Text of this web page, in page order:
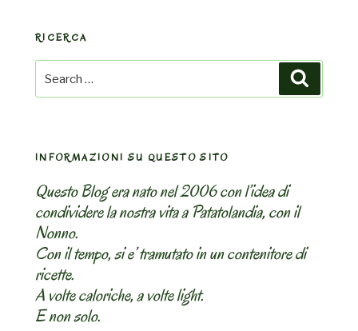
RICERCA
Search
for:
INFORMAZIONI SU QUESTO SITO
Questo Blog era nato nel 2006 con l’idea di
condividere la nostra vita a Patatolandia, con il
Nonno.
Con il tempo, si e’ tramutato in un contenitore di
ricette.
A volte caloriche, a volte light.
E non solo.